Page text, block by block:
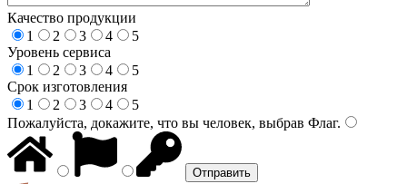
Качество продукции
1
2 3 4
5
Уровень сервиса
1
2 3 4
5
Срок изготовления
1
2 3 4
5
Пожалуйста, докажите, что вы человек, выбрав Флаг.